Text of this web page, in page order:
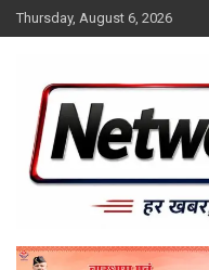
Skip
to
Thursday, August 6, 2026
Network10tv